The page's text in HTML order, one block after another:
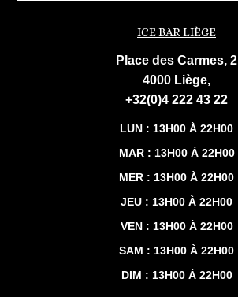
ICE BAR LIÈGE
Place des Carmes, 2
4000 Liège,
+32(0)4 222 43 22
LUN : 13H00 À 22H00
MAR : 13H00 À 22H00
MER : 13H00 À 22H00
JEU : 13H00 À 22H00
VEN : 13H00 À 22H00
SAM : 13H00 À 22H00
DIM : 13H00 À 22H00